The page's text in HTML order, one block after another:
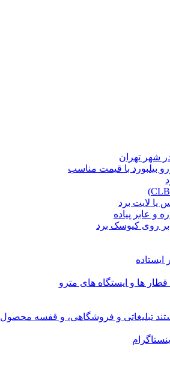
در شهر تهران
بیلبورد با قیمت مناسب
یا لایت برد
و عابر پیاده
بر روی کیوسک برد
ایستاده
ها و ایستگاه های مترو
تبلیغاتی و فروشگاهی، و قفسه محصول